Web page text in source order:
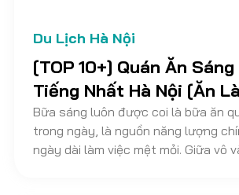
Du Lịch Hà Nội
[TOP 10+] Quán Ăn
Tiếng Nhất Hà Nội [Ăn
Bữa sáng luôn được coi là bữa ăn
trong ngày, là nguồn năng lượng
ngày dài làm việc mệt mỏi. Giữa vô